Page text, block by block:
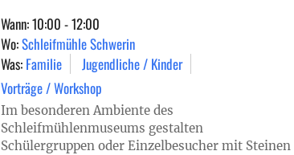
Wann: 10:00 - 12:00
Wo:Schleifmühle Schwerin
Was: Familie
Jugendliche / Kinder
Vorträge / Workshop
Im besonderen Ambiente des
Schleifmühlenmuseums gestalten
Schülergruppen oder Einzelbesucher mit Steinen